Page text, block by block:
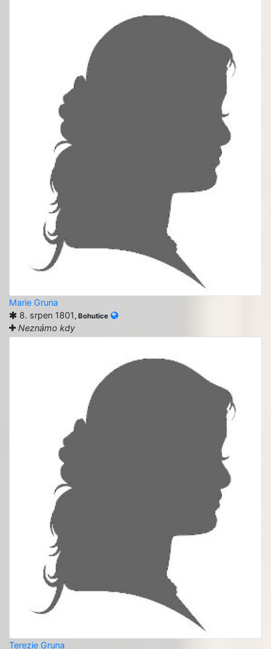
Marie Gruna
8. srpen 1801 , Bohutice
Neznámo kdy
Terezie Gruna